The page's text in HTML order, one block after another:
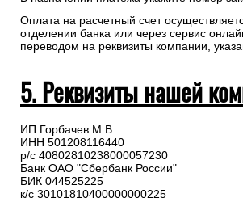
Оплата на расчетный счет
отделении банка или через сервис
переводом на реквизиты компании,
5. Реквизиты нашей
ИП Горбачев М.В.
ИНН 501208116440
р/с 40802810238000057230
Банк ОАО "Сбербанк России"
БИК 044525225
к/с 30101810400000000225